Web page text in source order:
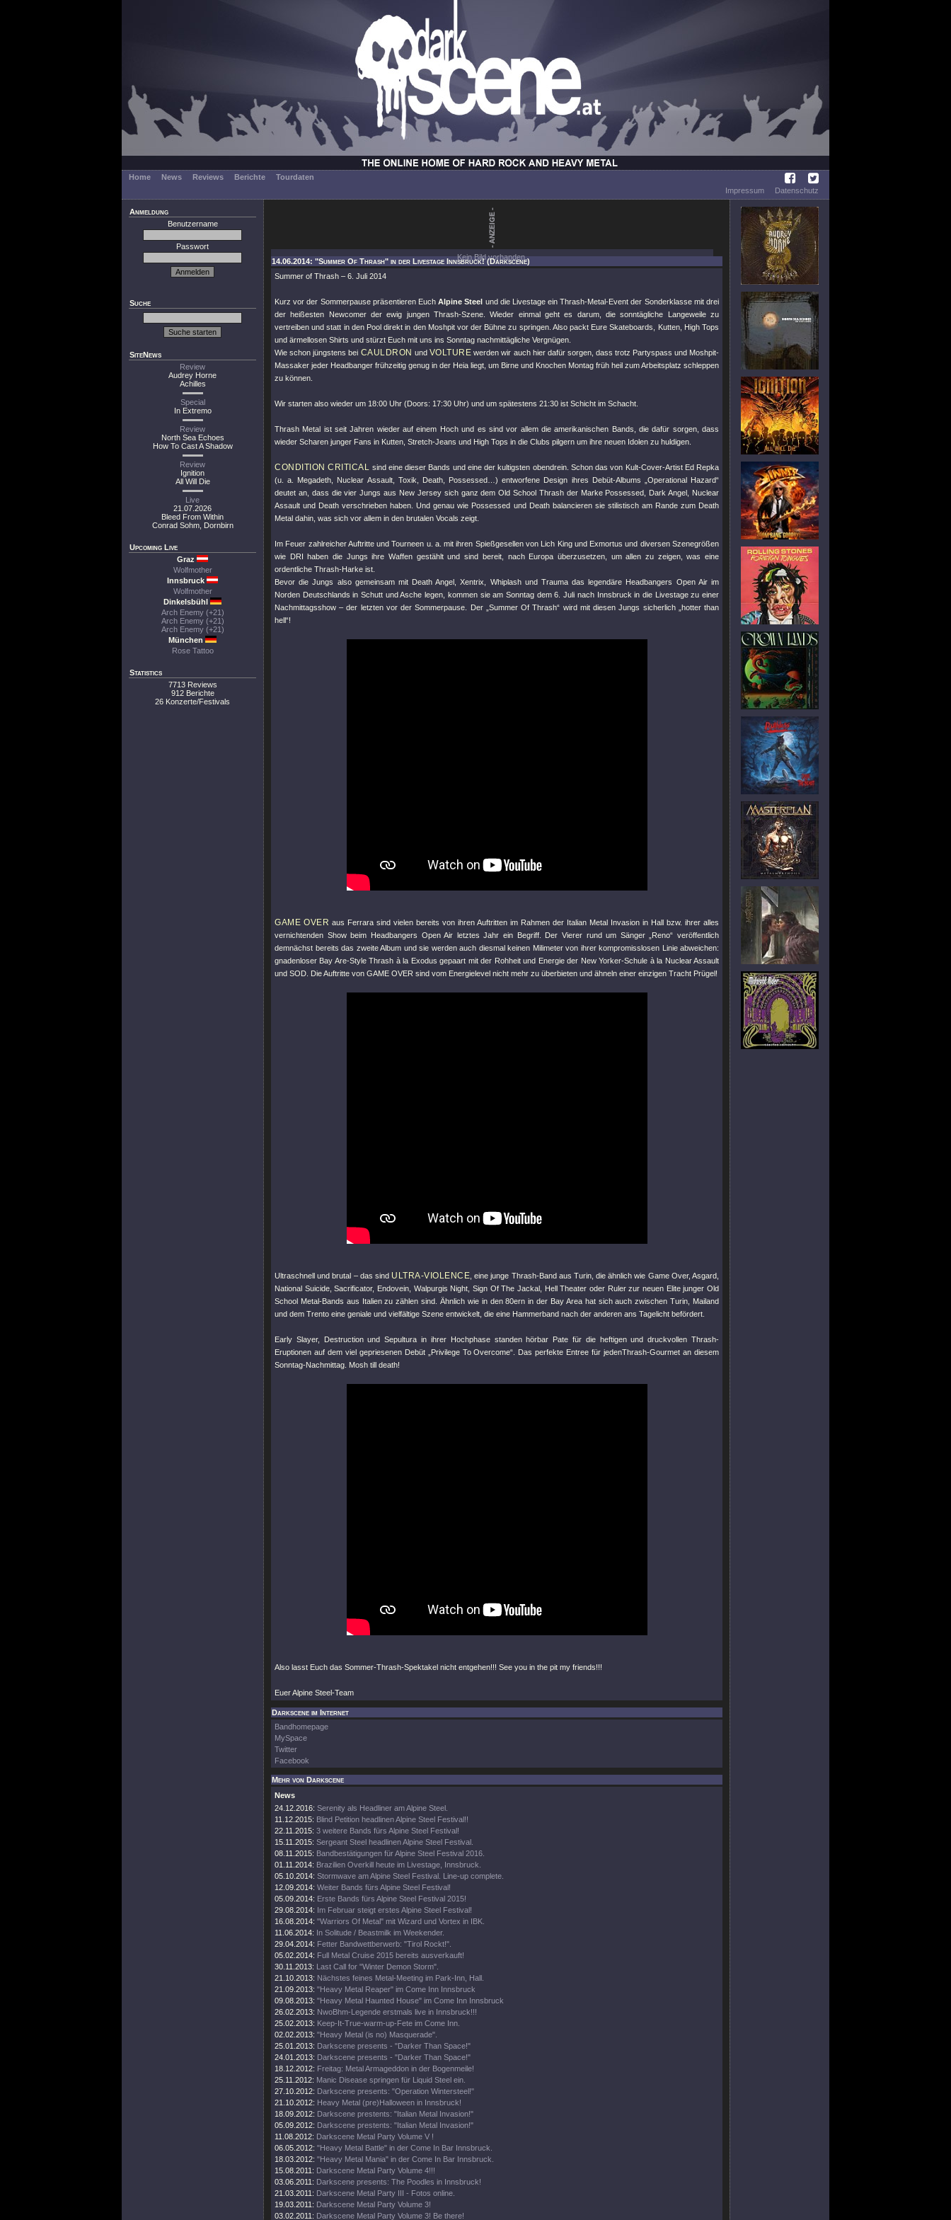
Home News Reviews Berichte
Tourdaten
Impressum
Datenschutz
Anmeldung
Benutzername
Passwort
Suche
SiteNews
Review
Audrey Horne
Achilles
Special
In Extremo
Review
North Sea Echoes
How To Cast A Shadow
Review
Ignition
All Will Die
Live
21.07.2026
Bleed From Within
Conrad Sohm, Dornbirn
Upcoming Live
Graz
Wolfmother
Innsbruck
Wolfmother
Dinkelsbühl
Arch Enemy (+21)
Arch Enemy (+21)
Arch Enemy (+21)
München
Rose Tattoo
Statistics
7713 Reviews
912 Berichte
26 Konzerte/Festivals
Kein Bild vorhanden.
14.06.2014: "Summer Of Thrash" in der Livestage Innsbruck! (Darkscene)
Summer of Thrash – 6. Juli 2014
Kurz vor der Sommerpause präsentieren EuchAlpine Steel und die Livestage ein Thrash-Metal-Event der Sonderklasse mit drei
der heißesten Newcomer der ewig jungen Thrash-Szene. Wieder einmal geht es darum, die sonntägliche Langeweile zu
vertreiben und statt in den Pool direkt in den Moshpit vor der Bühne zu springen. Also packt Eure Skateboards, Kutten, High Tops
und ärmellosen Shirts und stürzt Euch mit uns ins Sonntag nachmittägliche Vergnügen.
Wie schon jüngstens bei CAULDRON und VOLTURE werden wir auch hier dafür sorgen, dass trotz Partyspass und Moshpit-
Massaker jeder Headbanger frühzeitig genug in der Heia liegt, um Birne und Knochen Montag früh heil zum Arbeitsplatz schleppen
zu können.
Wir starten also wieder um 18:00 Uhr (Doors: 17:30 Uhr) und um spätestens 21:30 ist Schicht im Schacht.
Thrash Metal ist seit Jahren wieder auf einem Hoch und es sind vor allem die amerikanischen Bands, die dafür sorgen, dass
wieder Scharen junger Fans in Kutten, Stretch-Jeans und High Tops in die Clubs pilgern um ihre neuen Idolen zu huldigen.
CONDITION CRITICAL sind eine dieser Bands und eine der kultigsten obendrein. Schon das von Kult-Cover-Artist Ed Repka
(u. a. Megadeth, Nuclear Assault, Toxik, Death, Possessed…) entworfene Design ihres Debüt-Albums „Operational Hazard“
deutet an, dass die vier Jungs aus New Jersey sich ganz dem Old School Thrash der Marke Possessed, Dark Angel, Nuclear
Assault und Death verschrieben haben. Und genau wie Possessed und Death balancieren sie stilistisch am Rande zum Death
Metal dahin, was sich vor allem in den brutalen Vocals zeigt.
Im Feuer zahlreicher Auftritte und Tourneen u. a. mit ihren Spießgesellen von Lich King und Exmortus und diversen Szenegrößen
wie DRI haben die Jungs ihre Waffen gestählt und sind bereit, nach Europa überzusetzen, um allen zu zeigen, was eine
ordentliche Thrash-Harke ist.
Bevor die Jungs also gemeinsam mit Death Angel, Xentrix, Whiplash und Trauma das legendäre Headbangers Open Air im
Norden Deutschlands in Schutt und Asche legen, kommen sie am Sonntag dem 6. Juli nach Innsbruck in die Livestage zu einer
Nachmittagsshow – der letzten vor der Sommerpause. Der „Summer Of Thrash“ wird mit diesen Jungs sicherlich „hotter than
hell“!
GAME OVER aus Ferrara sind vielen bereits von ihren Auftritten im Rahmen der Italian Metal Invasion in Hall bzw. ihrer alles
vernichtenden Show beim Headbangers Open Air letztes Jahr ein Begriff. Der Vierer rund um Sänger „Reno“ veröffentlich
demnächst bereits das zweite Album und sie werden auch diesmal keinen Milimeter von ihrer kompromisslosen Linie abweichen:
gnadenloser Bay Are-Style Thrash à la Exodus gepaart mit der Rohheit und Energie der New Yorker-Schule à la Nuclear Assault
und SOD. Die Auftritte von GAME OVER sind vom Energielevel nicht mehr zu überbieten und ähneln einer einzigen Tracht Prügel!
Ultraschnell und brutal – das sind ULTRA-VIOLENCE , eine junge Thrash-Band aus Turin, die ähnlich wie Game Over, Asgard,
National Suicide, Sacrificator, Endovein, Walpurgis Night, Sign Of The Jackal, Hell Theater oder Ruler zur neuen Elite junger Old
School Metal-Bands aus Italien zu zählen sind. Ähnlich wie in den 80ern in der Bay Area hat sich auch zwischen Turin, Mailand
und dem Trento eine geniale und vielfältige Szene entwickelt, die eine Hammerband nach der anderen ans Tagelicht befördert.
Early Slayer, Destruction und Sepultura in ihrer Hochphase standen hörbar Pate für die heftigen und druckvollen Thrash-
Eruptionen auf dem viel gepriesenen Debüt „Privilege To Overcome“. Das perfekte Entree für jedenThrash-Gourmet an diesem
Sonntag-Nachmittag. Mosh till death!
Also lasst Euch das Sommer-Thrash-Spektakel nicht entgehen!!! See you in the pit my friends!!!
Euer Alpine Steel-Team
Darkscene im Internet
Bandhomepage
MySpace
Twitter
Facebook
Mehr von Darkscene
News
24.12.2016: Serenity als Headliner am Alpine Steel.
11.12.2015: Blind Petition headlinen Alpine Steel Festival!!
22.11.2015: 3 weitere Bands fürs Alpine Steel Festival!
15.11.2015: Sergeant Steel headlinen Alpine Steel Festival.
08.11.2015: Bandbestätigungen für Alpine Steel Festival 2016.
01.11.2014: Brazilien Overkill heute im Livestage, Innsbruck.
05.10.2014: Stormwave am Alpine Steel Festival. Line-up complete.
12.09.2014: Weiter Bands fürs Alpine Steel Festival!
05.09.2014: Erste Bands fürs Alpine Steel Festival 2015!
29.08.2014: Im Februar steigt erstes Alpine Steel Festival!
16.08.2014: "Warriors Of Metal" mit Wizard und Vortex in IBK.
11.06.2014: In Solitude / Beastmilk im Weekender.
29.04.2014: Fetter Bandwettberwerb: "Tirol Rockt!".
05.02.2014: Full Metal Cruise 2015 bereits ausverkauft!
30.11.2013: Last Call for "Winter Demon Storm".
21.10.2013: Nächstes feines Metal-Meeting im Park-Inn, Hall.
21.09.2013: "Heavy Metal Reaper" im Come Inn Innsbruck
09.08.2013: "Heavy Metal Haunted House" im Come Inn Innsbruck
26.02.2013: NwoBhm-Legende erstmals live in Innsbruck!!!
25.02.2013: Keep-It-True-warm-up-Fete im Come Inn.
02.02.2013: "Heavy Metal (is no) Masquerade".
25.01.2013: Darkscene presents - "Darker Than Space!"
24.01.2013: Darkscene presents - "Darker Than Space!"
18.12.2012: Freitag: Metal Armageddon in der Bogenmeile!
25.11.2012: Manic Disease springen für Liquid Steel ein.
27.10.2012: Darkscene presents: "Operation Wintersteel!"
21.10.2012: Heavy Metal (pre)Halloween in Innsbruck!
18.09.2012: Darkscene prestents: "Italian Metal Invasion!"
05.09.2012: Darkscene prestents: "Italian Metal Invasion!"
11.08.2012: Darkscene Metal Party Volume V !
06.05.2012: "Heavy Metal Battle" in der Come In Bar Innsbruck.
18.03.2012: "Heavy Metal Mania" in der Come In Bar Innsbruck.
15.08.2011: Darkscene Metal Party Volume 4!!!
03.06.2011: Darkscene presents: The Poodles in Innsbruck!
21.03.2011: Darkscene Metal Party III - Fotos online.
19.03.2011: Darkscene Metal Party Volume 3!
03.02.2011: Darkscene Metal Party Volume 3! Be there!